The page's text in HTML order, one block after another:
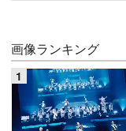
画像ランキング